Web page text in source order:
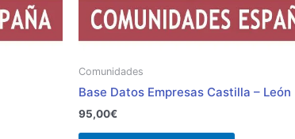
Comunidades
Base Datos Empresas Castilla – León
95,00€